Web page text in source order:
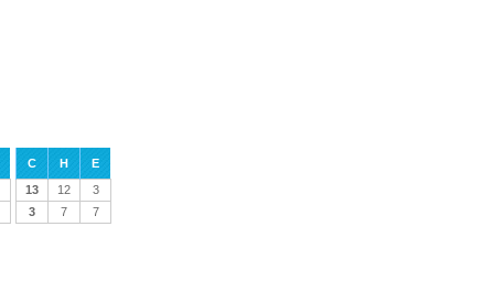
C H
E
13 12
3
3 7 7